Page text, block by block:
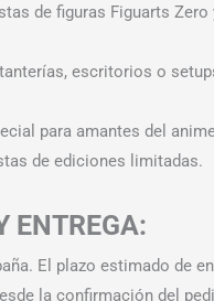
de figuras Figuarts Zero
escritorios o
para amantes del
de ediciones limitadas.
ENTREGA:
El plazo estimado de
la confirmación del